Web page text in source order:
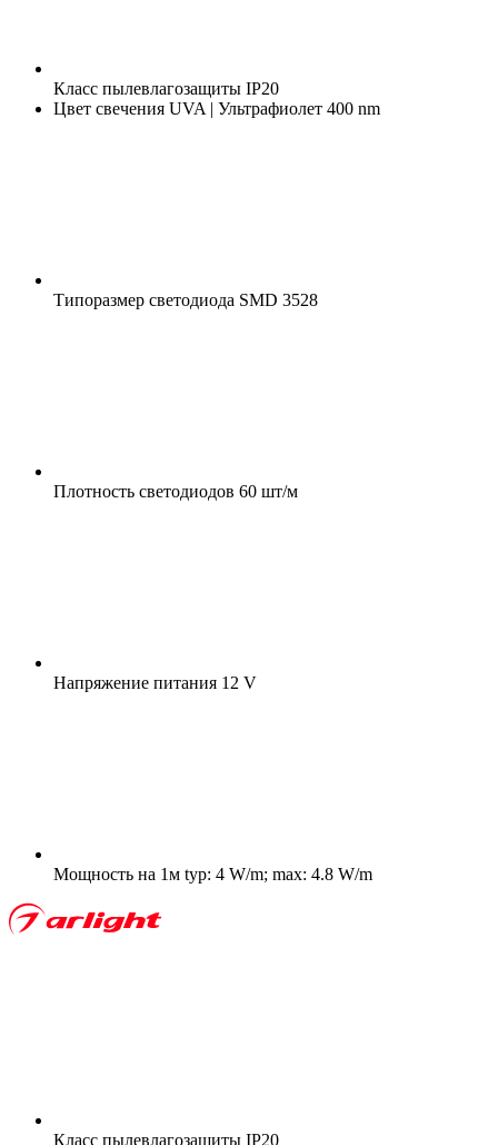
Класс пылевлагозащиты IP20
Цвет свечения UVA | Ультрафиолет 400 nm
Типоразмер светодиода SMD 3528
Плотность светодиодов 60 шт/м
Напряжение питания 12 V
Мощность на 1м typ: 4 W/m; max: 4.8 W/m
Класс пылевлагозащиты IP20